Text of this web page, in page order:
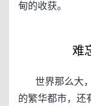
甸的收获。
难
世界那么大，
的繁华都市，还